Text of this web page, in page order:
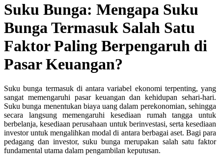
Suku Bunga: Mengapa Suku
Bunga Termasuk Salah Satu
Faktor Paling Berpengaruh di
Pasar Keuangan?
Suku bunga termasuk di antara variabel ekonomi terpenting, yang
sangat memengaruhi pasar keuangan dan kehidupan sehari-hari.
Suku bunga menentukan biaya uang dalam perekonomian, sehingga
secara langsung memengaruhi kesediaan rumah tangga untuk
berbelanja, kesediaan perusahaan untuk berinvestasi, serta kesediaan
investor untuk mengalihkan modal di antara berbagai aset. Bagi para
pedagang dan investor, suku bunga merupakan salah satu faktor
fundamental utama dalam pengambilan keputusan.